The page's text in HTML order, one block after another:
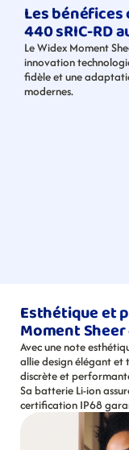
Les bénéfices
440 sRIC-RD
Le Widex Moment
innovation
fidèle et une
modernes.
Esthétique et
Moment Sheer
Avec une note
allie design élégant et
discrète et
Sa batterie Li-ion
certification IP68